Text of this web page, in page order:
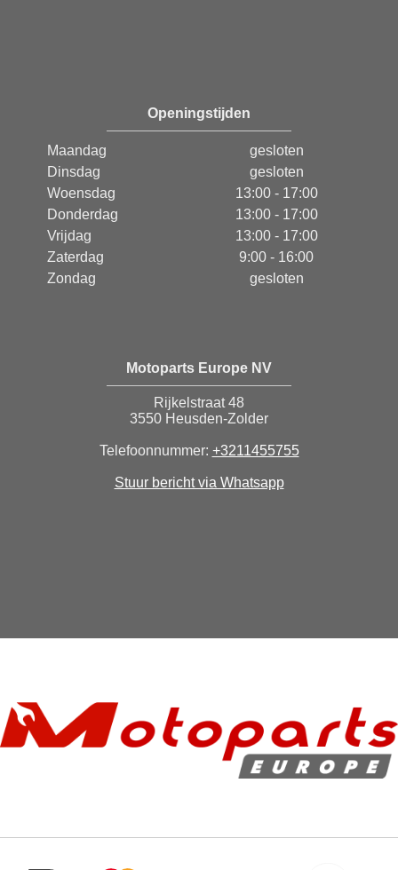
Openingstijden
Maandag
gesloten
Dinsdag
gesloten
Woensdag
13:00 - 17:00
Donderdag
13:00 - 17:00
Vrijdag
13:00 - 17:00
Zaterdag
9:00 - 16:00
Zondag
gesloten
Motoparts Europe NV
Rijkelstraat 48
3550 Heusden-Zolder
Telefoonnummer: +3211455755
Stuur bericht via Whatsapp